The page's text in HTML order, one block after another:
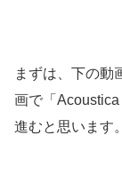
まずは、下の動
画で「
進むと思います